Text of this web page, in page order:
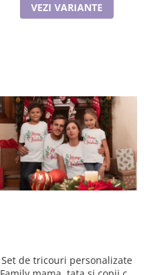
VEZI VARIANTE
Set de tricouri personalizate